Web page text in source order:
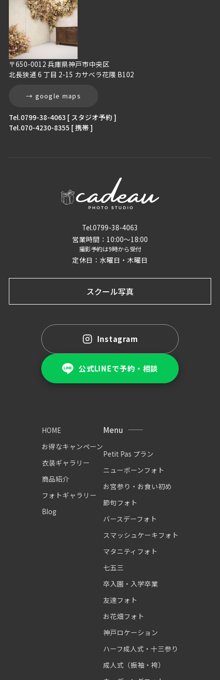
〒650-0012 兵庫県神戸市中央区
北長狭通 6 丁目 2-15 カサベラ花隈 B102
→ google maps
Tel.0799-38-4063 [ スタジオ予約 ]
Tel.070-4230-8355 [ 携帯 ]
Tel.0799-38-4063
営業時間：10:00〜18:00
撮影予約は9時から受付
定休日：水曜日・木曜日
スクール写真
Instagram
公式LINEで予約・相談
HOME
お得なキャンペーン
衣装ギャラリー
商品紹介
フォトギャラリー
Blog
Menu
Petit Pas プラン
ニューボーンフォト
お宮参り・お食い初め
節句フォト
バースデーフォト
スマッシュケーキフォト
マタニティフォト
七五三
卒入園・入学卒業
友達フォト
お花畑フォト
神戸ロケーション
ハーフ成人式・十三参り
成人式（振袖・袴）